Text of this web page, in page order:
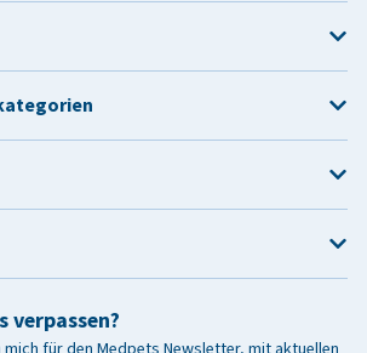
verpassen?